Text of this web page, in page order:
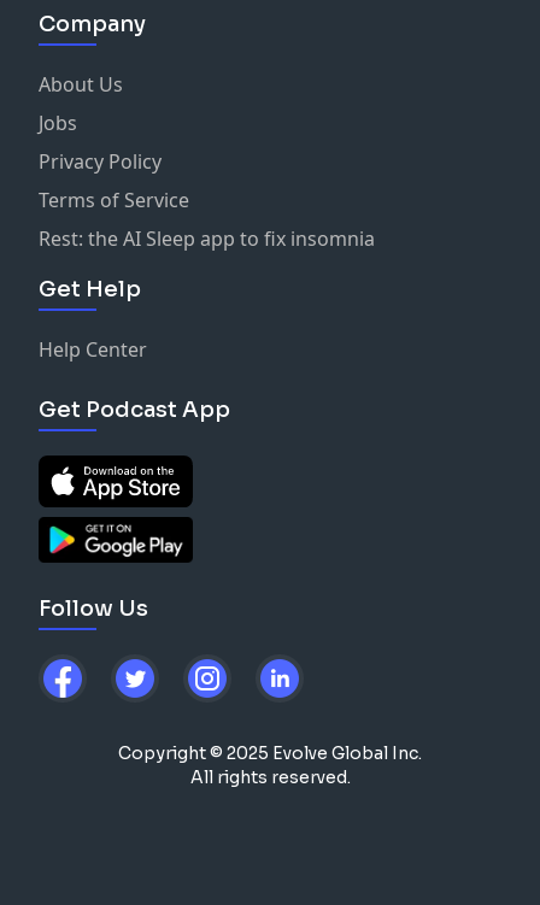
Company
About Us
Jobs
Privacy Policy
Terms of Service
Rest: the AI Sleep app to fix insomnia
Get Help
Help Center
Get Podcast App
Follow Us
Copyright © 2025 Evolve Global Inc.
All rights reserved.